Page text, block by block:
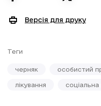
Версія для друку
Теги
черняк особистий
лікування